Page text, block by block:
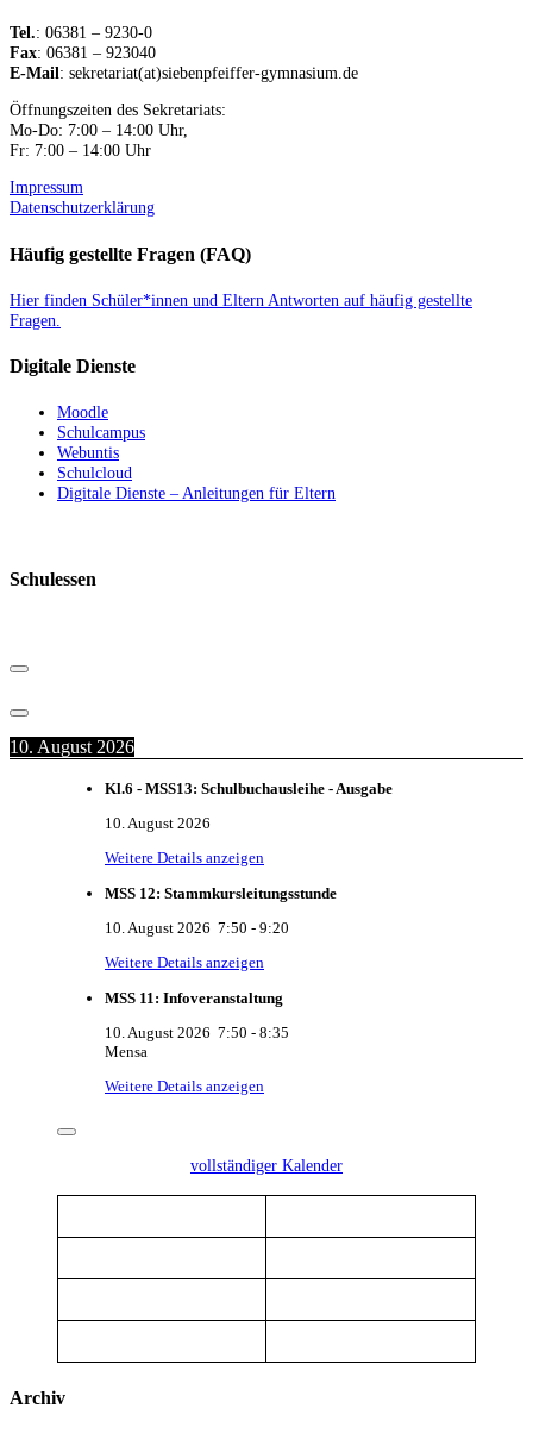
Tel.: 06381 – 9230-0
Fax: 06381 – 923040
E-Mail: sekretariat(at)siebenpfeiffer-gymnasium.de
Öffnungszeiten des Sekretariats:
Mo-Do: 7:00 – 14:00 Uhr,
Fr: 7:00 – 14:00 Uhr
Impressum
Datenschutzerklärung
Häufig gestellte Fragen (FAQ)
Hier finden Schüler*innen und Eltern Antworten auf häufig gestellte
Fragen.
Digitale Dienste
Moodle
Schulcampus
Webuntis
Schulcloud
Digitale Dienste – Anleitungen für Eltern
Schulessen
10. August 2026
Kl.6 - MSS13: Schulbuchausleihe - Ausgabe
10. August 2026
Weitere Details anzeigen
MSS 12: Stammkursleitungsstunde
10. August 2026 7:50 - 9:20
Weitere Details anzeigen
MSS 11: Infoveranstaltung
10. August 2026 7:50 - 8:35
Mensa
Weitere Details anzeigen
vollständiger Kalender
Archiv